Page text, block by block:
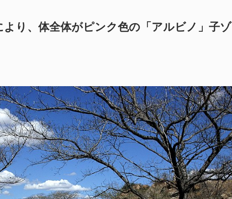
より、体全体がピンク色の「アルビノ」子ゾ